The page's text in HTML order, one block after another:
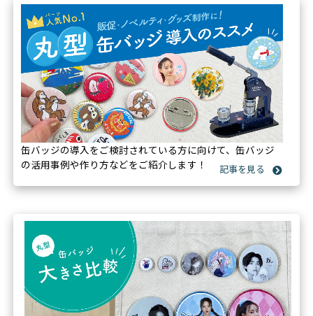
缶バッジの導入をご検討されている方に向けて、缶バッジ
の活用事例や作り方などをご紹介します！